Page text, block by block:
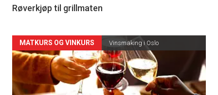
4
Røverkjøp til grillmaten
Forsiden
akkurat
nå
MATKURS OG VINKURS Vinsmaking i Oslo